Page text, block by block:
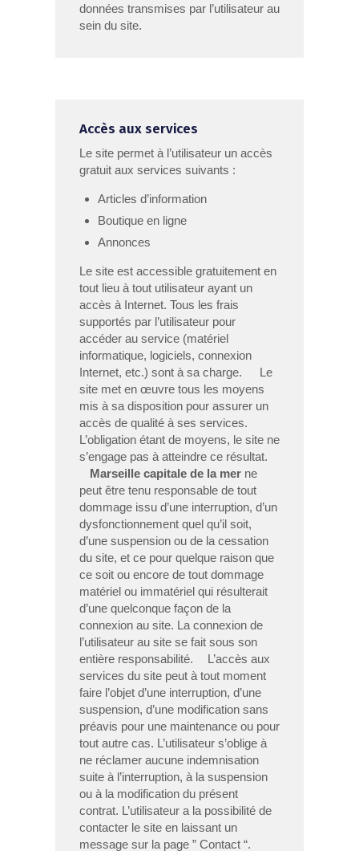
données transmises par l’utilisateur au
sein du site.
Accès aux services
Le site permet à l’utilisateur un accès
gratuit aux services suivants :
Articles d’information
Boutique en ligne
Annonces
Le site est accessible gratuitement en
tout lieu à tout utilisateur ayant un
accès à Internet. Tous les frais
supportés par l’utilisateur pour
accéder au service (matériel
informatique, logiciels, connexion
Internet, etc.) sont à sa charge. Le
site met en œuvre tous les moyens
mis à sa disposition pour assurer un
accès de qualité à ses services.
L’obligation étant de moyens, le site ne
s’engage pas à atteindre ce résultat.
Marseille capitale de la mer ne
peut être tenu responsable de tout
dommage issu d’une interruption, d’un
dysfonctionnement quel qu’il soit,
d’une suspension ou de la cessation
du site, et ce pour quelque raison que
ce soit ou encore de tout dommage
matériel ou immatériel qui résulterait
d’une quelconque façon de la
connexion au site. La connexion de
l’utilisateur au site se fait sous son
entière responsabilité. L’accès aux
services du site peut à tout moment
faire l’objet d’une interruption, d’une
suspension, d’une modification sans
préavis pour une maintenance ou pour
tout autre cas. L’utilisateur s’oblige à
ne réclamer aucune indemnisation
suite à l’interruption, à la suspension
ou à la modification du présent
contrat. L’utilisateur a la possibilité de
contacter le site en laissant un
message sur la page ” Contact “.